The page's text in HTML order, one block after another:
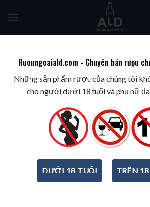
TRANG CHỦ BEST SINGLE MALT
Ruoungoaiald.com - Chuyên bán rượu
Những sản phẩm rượu của chúng tôi
cho người dưới 18 tuổi và phụ nữ
DƯỚI 18 TUỔI TRÊN